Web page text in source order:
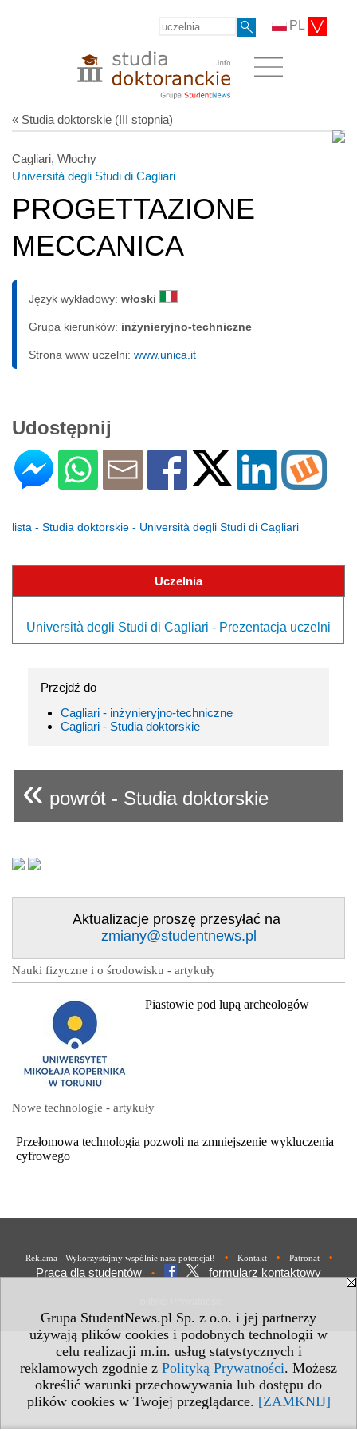
Grupa StudentNews.pl Sp. z o.o. i jej partnerzy
używają plików cookies i podobnych technologii w
celu realizacji m.in. usług statystycznych i
reklamowych zgodnie z Polityką Prywatności. Możesz
określić warunki przechowywania lub dostępu do
plików cookies w Twojej przeglądarce. [ZAMKNIJ]
PL
« Studia doktorskie (III stopnia)
Cagliari, Włochy
Università degli Studi di Cagliari
PROGETTAZIONE
MECCANICA
Język wykładowy: włoski
Grupa kierunków: inżynieryjno-techniczne
Strona www uczelni: www.unica.it
Udostępnij
lista - Studia doktorskie - Università degli Studi di Cagliari
Uczelnia
Università degli Studi di Cagliari - Prezentacja uczelni
Przejdź do
Cagliari - inżynieryjno-techniczne
Cagliari - Studia doktorskie
« powrót - Studia doktorskie
Aktualizacje proszę przesyłać na
zmiany@studentnews.pl
Nauki fizyczne i o środowisku - artykuły
Piastowie pod lupą archeologów
Nowe technologie - artykuły
Przełomowa technologia pozwoli na zmniejszenie wykluczenia
cyfrowego
Reklama - Wykorzystajmy wspólnie nasz potencjał! • Kontakt • Patronat •
Praca dla studentów • formularz kontaktowy